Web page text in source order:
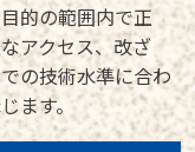
的の範囲内で正
アクセス、改ざ
の技術水準に合わ
ます。